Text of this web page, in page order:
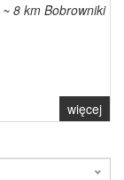
~ 8 km Bobrowniki
więcej